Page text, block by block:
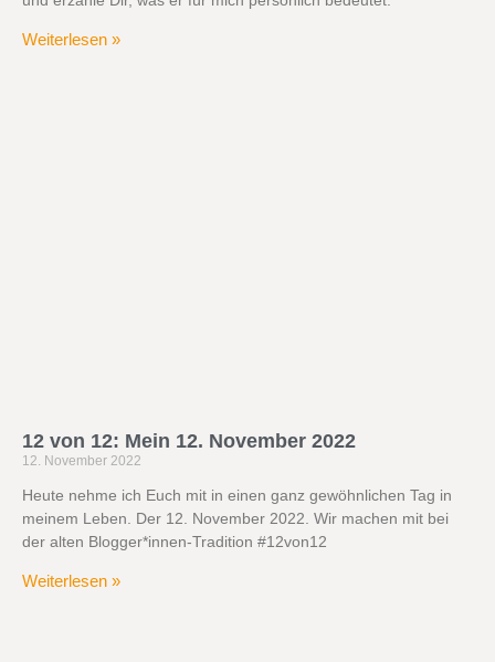
Weiterlesen »
12 von 12: Mein 12. November 2022
12. November 2022
Heute nehme ich Euch mit in einen ganz gewöhnlichen Tag in
meinem Leben. Der 12. November 2022. Wir machen mit bei
der alten Blogger*innen-Tradition #12von12
Weiterlesen »